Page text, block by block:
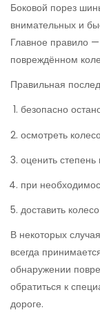
Боковой порез
внимательных и
Главное правило
повреждённом
Правильная
безопасно
осмотреть
оценить
при
доставить
В некоторых
всегда
обнаружении
обратиться к
дороге.